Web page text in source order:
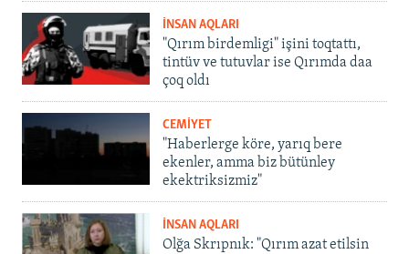
İNSAN AQLARI
"Qırım birdemligi" işini toqtattı,
tintüv ve tutuvlar ise Qırımda daa
çoq oldı
CEMİYET
"Haberlerge köre, yarıq bere
ekenler, amma biz bütünley
ekektriksizmiz"
İNSAN AQLARI
Olğa Skrıpnık: "Qırım azat etilsin